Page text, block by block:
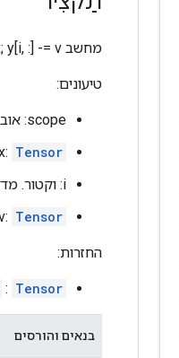
מחשב y = x; y[i, :] -= v; להחזיר y.
טיעונים:
scope: אובייקט
Tensor
i: וקטור. מדדים לממד השמאלי ביותר של
Tensor
החזרות:
: Tensor
בנאים והורסים